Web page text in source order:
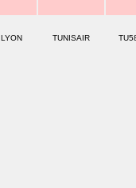
LYON TUNISAIR